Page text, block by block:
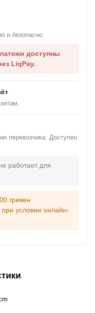
и безопасно.
доступны
LiqPay.
перевозчика. Доступен
работает для
гривен
условии онлайн-